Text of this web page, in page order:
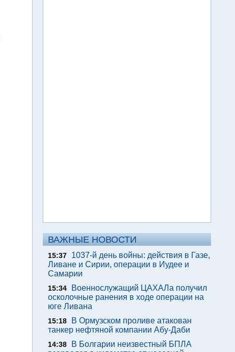
ВАЖНЫЕ НОВОСТИ
15:37
1037-й день войны: действия в Газе,
Ливане и Сирии, операции в Иудее и
Самарии
15:34
Военнослужащий ЦАХАЛа получил
осколочные ранения в ходе операции на
юге Ливана
15:18
В Ормузском проливе атакован
танкер нефтяной компании Абу-Даби
14:38
В Болгарии неизвестный БПЛА